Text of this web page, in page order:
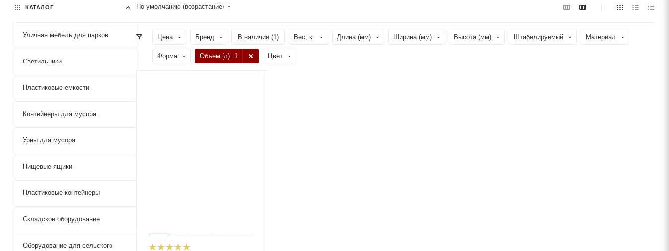
По умолчанию (возрастание)
Цена Бренд В наличии (1) Вес, кг Длина (мм) Ширина (мм) Высота (мм) Штабелируемый Материал
Форма Объем (л): 1 Цвет
КАТАЛОГ
Уличная мебель для парков
Светильники
Пластиковые емкости
Контейнеры для мусора
Урны для мусора
Пищевые ящики
Пластиковые контейнеры
Складское оборудование
Оборудование для сельского